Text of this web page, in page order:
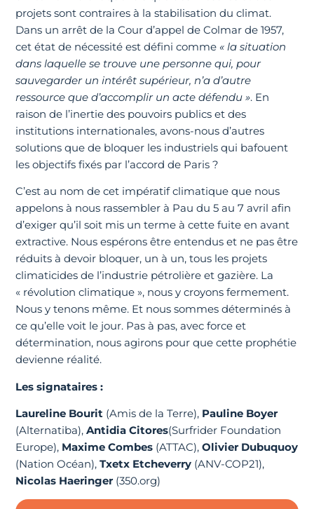
projets sont contraires à la stabilisation du climat.
Dans un arrêt de la Cour d’appel de Colmar de 1957,
cet état de nécessité est défini comme « la situation
dans laquelle se trouve une personne qui, pour
sauvegarder un intérêt supérieur, n’a d’autre
ressource que d’accomplir un acte défendu ». En
raison de l’inertie des pouvoirs publics et des
institutions internationales, avons-nous d’autres
solutions que de bloquer les industriels qui bafouent
les objectifs fixés par l’accord de Paris ?
C’est au nom de cet impératif climatique que nous
appelons à nous rassembler à Pau du 5 au 7 avril afin
d’exiger qu’il soit mis un terme à cette fuite en avant
extractive. Nous espérons être entendus et ne pas être
réduits à devoir bloquer, un à un, tous les projets
climaticides de l’industrie pétrolière et gazière. La
« révolution climatique », nous y croyons fermement.
Nous y tenons même. Et nous sommes déterminés à
ce qu’elle voit le jour. Pas à pas, avec force et
détermination, nous agirons pour que cette prophétie
devienne réalité.
Les signataires :
Laureline Bourit (Amis de la Terre), Pauline Boyer
(Alternatiba),Antidia Citores(Surfrider Foundation
Europe), Maxime Combes (ATTAC),Olivier Dubuquoy
(Nation Océan),Txetx Etcheverry (ANV-COP21),
Nicolas Haeringer (350.org)